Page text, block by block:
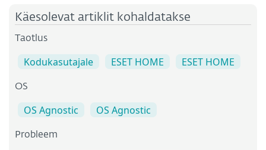
Käesolevat artiklit kohaldatakse
Taotlus
Kodukasutajale ESET HOME ESET HOME
OS
OS Agnostic OS Agnostic
Probleem